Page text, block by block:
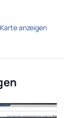
anzeigen